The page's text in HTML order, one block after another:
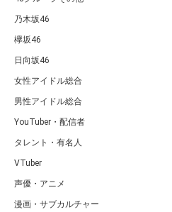
乃木坂46
欅坂46
日向坂46
女性アイドル総合
男性アイドル総合
YouTuber・配信者
タレント・有名人
VTuber
声優・アニメ
漫画・サブカルチャー